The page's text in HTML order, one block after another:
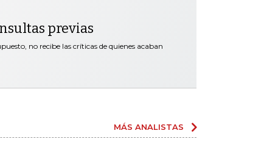
previas
no recibe las críticas de quienes acaban
MÁS ANALISTAS